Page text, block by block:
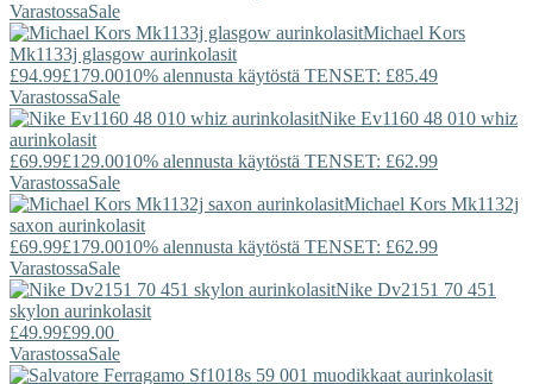
VarastossaSale
Michael Kors
Mk1133j glasgow aurinkolasit
£94.99£179.0010% alennusta käytöstä TENSET: £85.49
VarastossaSale
Nike Ev1160 48 010 whiz
aurinkolasit
£69.99£129.0010% alennusta käytöstä TENSET: £62.99
VarastossaSale
Michael Kors Mk1132j
saxon aurinkolasit
£69.99£179.0010% alennusta käytöstä TENSET: £62.99
VarastossaSale
Nike Dv2151 70 451
skylon aurinkolasit
£49.99£99.00
VarastossaSale